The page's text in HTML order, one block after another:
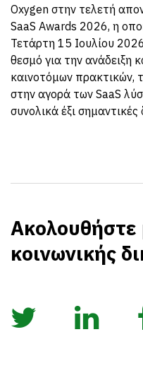
Oxygen στην τελετή
SaaS Awards 2026, η
Τετάρτη 15 Ιουλίου
θεσμό για την ανάδειξη
καινοτόμων πρακτικών,
στην αγορά των SaaS
συνολικά έξι σημαντικές
κοινωνικής